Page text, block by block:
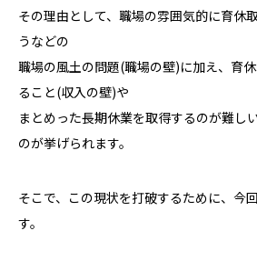
その理由として、職場の雰囲気的に育休
うなどの
職場の風土の問題(職場の壁)に加え、育
ること(収入の壁)や
まとめった長期休業を取得するのが難し
のが挙げられます。
そこで、この現状を打破するために、今
す。